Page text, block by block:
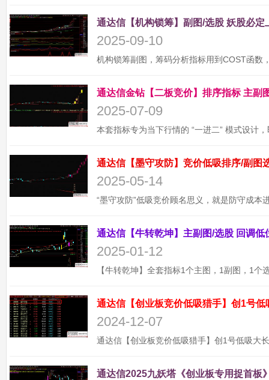
2025-09-10
2025-07-09
2025-05-14
2025-01-12
通达信【创业板竞价低吸猎手】创1号
2024-12-07
通达信2025九妖塔《创业板专用捉首板